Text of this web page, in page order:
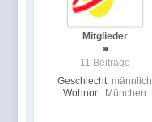
Mitglieder
11 Beiträge
Geschlecht: männlich
Wohnort: München